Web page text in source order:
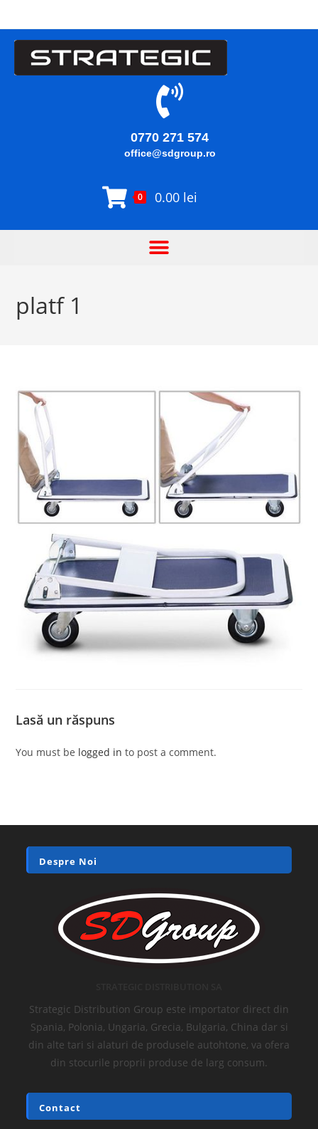
0770 271 574
office@sdgroup.ro
0 0.00 lei
platf 1
Lasă un răspuns
You must be logged in to post a comment.
Despre Noi
Strategic Distribution Group este importator direct din
Spania, Polonia, Ungaria, Grecia, Bulgaria, China dar si
din alte tari si alaturi de produsele autohtone, va ofera
din stocurile proprii produse de larg consum.
Contact